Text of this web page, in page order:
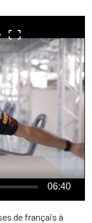
06:40
de français à